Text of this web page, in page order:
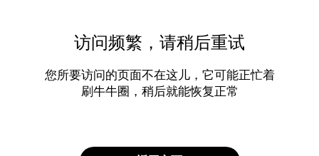
访问频繁，请稍后重试
您所要访问的页面不在这儿，它可能正忙着
刷牛牛圈，稍后就能恢复正常